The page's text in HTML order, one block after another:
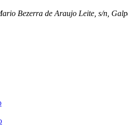
Bezerra de Araujo Leite, s/n,